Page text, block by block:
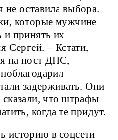
оставила выбора.
которые мужчине
и принять их
Сергей. – Кстати,
на пост ДПС,
задерживать. Они
что штрафы
когда те придут.
историю в соцсети